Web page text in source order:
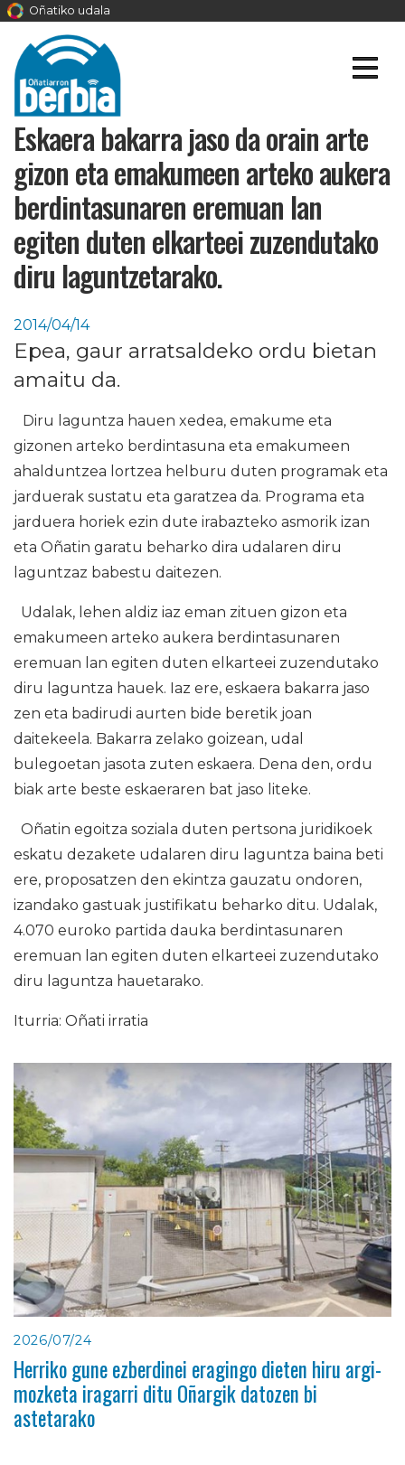
Oñatiko udala
Eskaera bakarra jaso da orain arte
gizon eta emakumeen arteko aukera
berdintasunaren eremuan lan
egiten duten elkarteei zuzendutako
diru laguntzetarako.
2014/04/14
Epea, gaur arratsaldeko ordu bietan
amaitu da.
Diru laguntza hauen xedea, emakume eta
gizonen arteko berdintasuna eta emakumeen
ahalduntzea lortzea helburu duten programak eta
jarduerak sustatu eta garatzea da. Programa eta
jarduera horiek ezin dute irabazteko asmorik izan
eta Oñatin garatu beharko dira udalaren diru
laguntzaz babestu daitezen.
Udalak, lehen aldiz iaz eman zituen gizon eta
emakumeen arteko aukera berdintasunaren
eremuan lan egiten duten elkarteei zuzendutako
diru laguntza hauek. Iaz ere, eskaera bakarra jaso
zen eta badirudi aurten bide beretik joan
daitekeela. Bakarra zelako goizean, udal
bulegoetan jasota zuten eskaera. Dena den, ordu
biak arte beste eskaeraren bat jaso liteke.
Oñatin egoitza soziala duten pertsona juridikoek
eskatu dezakete udalaren diru laguntza baina beti
ere, proposatzen den ekintza gauzatu ondoren,
izandako gastuak justifikatu beharko ditu. Udalak,
4.070 euroko partida dauka berdintasunaren
eremuan lan egiten duten elkarteei zuzendutako
diru laguntza hauetarako.
Iturria: Oñati irratia
2026/07/24
Herriko gune ezberdinei eragingo dieten hiru argi-
mozketa iragarri ditu Oñargik datozen bi
astetarako